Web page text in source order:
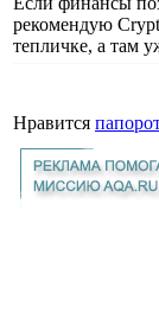
рекомендую
тепличке, а там
Нравится